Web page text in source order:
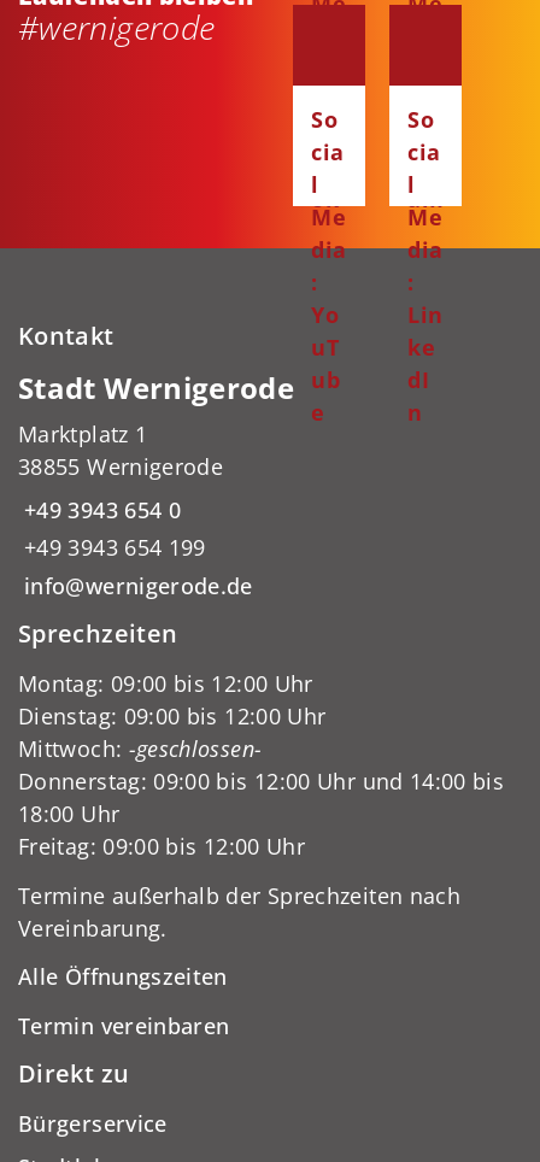
#wernigerode
ce
bo
ok
ta
gr
am
So
cia
l
Me
dia
:
Yo
uT
ub
e
So
cia
l
Me
dia
:
Lin
ke
dI
n
Kontakt
Stadt Wernigerode
Marktplatz 1
38855 Wernigerode
+49 3943 654 0
+49 3943 654 199
info@wernigerode.de
Sprechzeiten
Montag: 09:00 bis 12:00 Uhr
Dienstag: 09:00 bis 12:00 Uhr
Mittwoch: -geschlossen-
Donnerstag: 09:00 bis 12:00 Uhr und 14:00 bis
18:00 Uhr
Freitag: 09:00 bis 12:00 Uhr
Termine außerhalb der Sprechzeiten nach
Vereinbarung.
Alle Öffnungszeiten
Termin vereinbaren
Direkt zu
Bürgerservice